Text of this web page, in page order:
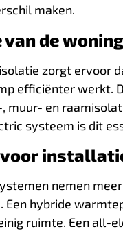
maken.
de woning
zorgt ervoor
efficiënter werkt.
muur- en
systeem is dit
voor
nemen
Een hybride
ruimte. Een all-